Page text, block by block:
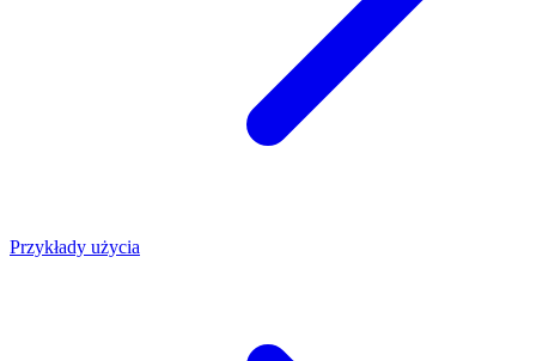
Przykłady użycia